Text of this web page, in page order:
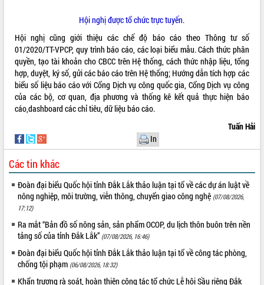
văn hóa, thể thao đáp ứng yêu cầu
Thường trực HĐND tỉnh Đắk Lắk gặp
mặt Đoàn chuyên gia y tế TP. Hồ Chí
Minh
Lễ truy điệu và an táng hài cốt liệt sĩ
tại Nghĩa trang Liệt sĩ xã Sơn Hòa
Bàn giải pháp tháo gỡ khó khăn trong
định EUDR
Thứ trưởng Bộ Nông nghiệp và Môi
trường Nguyễn Hoàng Hiệp khảo sát
vùng trồng và doanh nghiệp đóng gói
sầu riêng tại Đắk Lắk
Trình diễn nghệ thuật chế biến các
món ăn từ sầu riêng
Đắk Lắk công bố Quy hoạch và xúc
tiến đầu tư tỉnh
Ngành cá ngừ Đắk Lắk chủ động thích
ứng để giữ vững thị trường xuất khẩu
Diễn đàn Kinh tế tư nhân Việt Nam đột
THỐNG KÊ TRUY CẬP
Hôm nay:
27250
Tất cả: 66039990
Hội nghị được tổ chức trực tuyến.
Hội nghị cũng giới thiệu các chế độ báo cáo theo Thông tư số
01/2020/TT-VPCP, quy trình báo cáo, các loại biểu mẫu. Cách thức phân
quyền, tạo tài khoản cho CBCC trên Hệ thống, cách thức nhập liệu, tổng
hợp, duyệt, ký số, gửi các báo cáo trên Hệ thống; Hướng dẫn tích hợp các
biểu số liệu báo cáo với Cổng Dịch vụ công quốc gia, Cổng Dịch vụ công
của các bộ, cơ quan, địa phương và thống kê kết quả thực hiện báo
cáo,dashboard các chỉ tiêu, dữ liệu báo cáo.
Tuấn Hải
In
Các tin khác
Đoàn đại biểu Quốc hội tỉnh Đắk Lắk thảo luận tại tổ về các dự án luật về
nông nghiệp, môi trường, viễn thông, chuyển giao công nghệ (07/08/2026,
17:12)
Ra mắt “Bản đồ số nông sản, sản phẩm OCOP, du lịch thôn buôn trên nền
tảng số của tỉnh Đắk Lắk” (07/08/2026, 16:46)
Đoàn đại biểu Quốc hội tỉnh Đắk Lắk thảo luận tại tổ về công tác phòng,
chống tội phạm (06/08/2026, 18:32)
Khẩn trương rà soát, hoàn thiện công tác tổ chức Lễ hội Sầu riêng Đắk